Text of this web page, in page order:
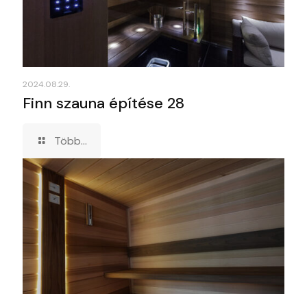
2024.08.29.
Finn szauna építése 28
Több...